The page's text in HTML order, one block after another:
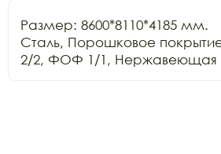
Размер: 8600*8110*4185 мм.
Сталь, Порошковое
2/2, ФОФ 1/1, Нержавеющая